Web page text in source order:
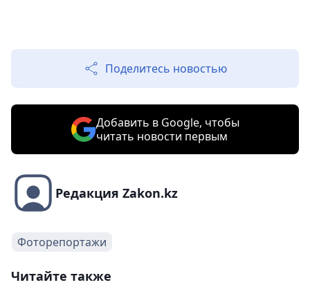
Поделитесь новостью
Добавить в Google, чтобы
читать новости первым
Редакция Zakon.kz
Фоторепортажи
Читайте также